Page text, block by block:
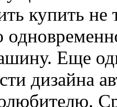
купить не
Еще
дизайна